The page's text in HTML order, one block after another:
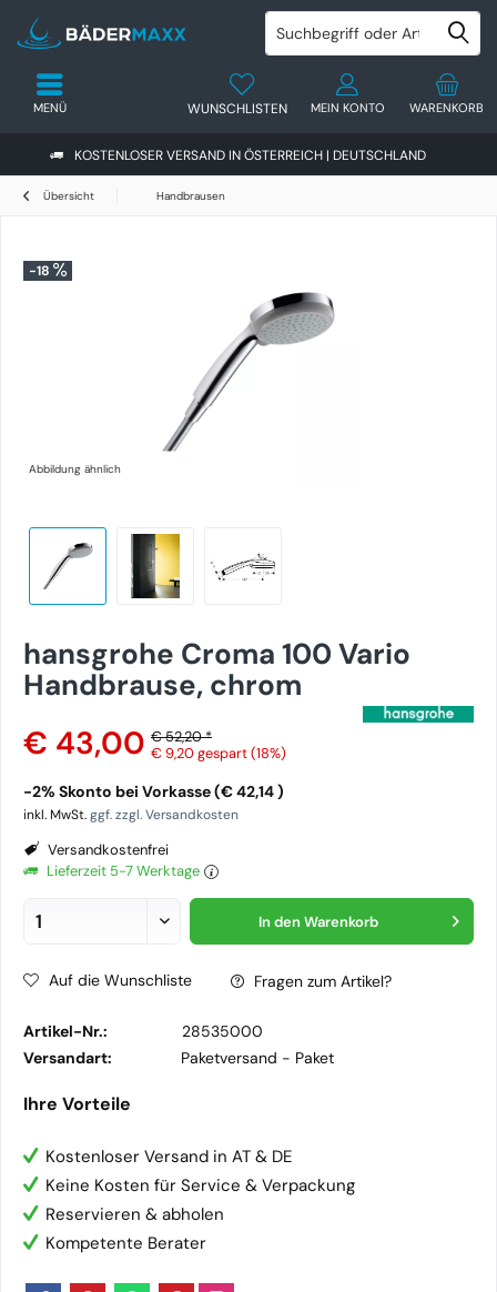
KOSTENLOSER VERSAND IN ÖSTERREICH | DEUTSCHLAND
WARENKORB
WUNSCHLISTEN MEIN KONTO
MENÜ
Übersicht Handbrausen
-18
Abbildung ähnlich
hansgrohe Croma 100 Vario
Handbrause, chrom
€ 43,00 € 52,20 *
€ 9,20gespart (18%)
-2% Skonto bei Vorkasse (€ 42,14 )
inkl. MwSt.ggf. zzgl. Versandkosten
Versandkostenfrei
Lieferzeit 5-7 Werktage
In den Warenkorb
Auf die Wunschliste Fragen zum Artikel?
Artikel-Nr.:
28535000
Versandart:
Paketversand - Paket
Ihre Vorteile
Kostenloser Versand in AT & DE
Keine Kosten für Service & Verpackung
Reservieren & abholen
Kompetente Berater